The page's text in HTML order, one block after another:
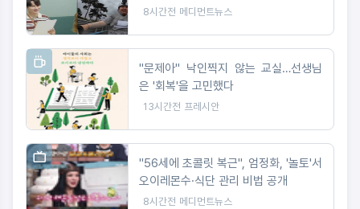
도전
8시간전 메디먼트뉴스
"문제아" 낙인찍지 않는 교실…선생님
은 '회복'을 고민했다
13시간전 프레시안
"56세에 초콜릿 복근", 엄정화, '놀토'서
오이레몬수·식단 관리 비법 공개
8시간전 메디먼트뉴스